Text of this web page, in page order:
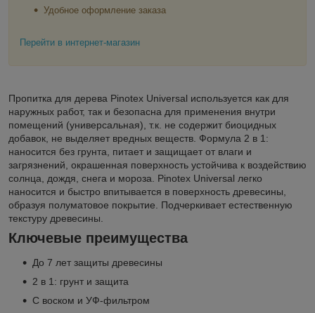
Удобное оформление заказа
Перейти в интернет-магазин
Пропитка для дерева Pinotex Universal используется как для
наружных работ, так и безопасна для применения внутри
помещений (универсальная), т.к. не содержит биоцидных
добавок, не выделяет вредных веществ. Формула 2 в 1:
наносится без грунта, питает и защищает от влаги и
загрязнений, окрашенная поверхность устойчива к воздействию
солнца, дождя, снега и мороза. Pinotex Universal легко
наносится и быстро впитывается в поверхность древесины,
образуя полуматовое покрытие. Подчеркивает естественную
текстуру древесины.
Ключевые преимущества
До 7 лет защиты древесины
2 в 1: грунт и защита
С воском и УФ-фильтром